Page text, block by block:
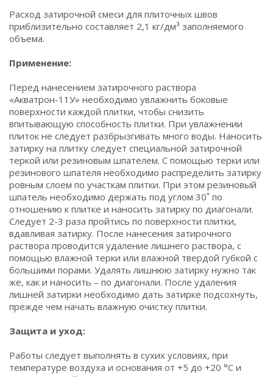
Расход затирочной смеси для плиточных швов
приблизительно составляет 2,1 кг/дм³ заполняемого
объема.
Применение:
Перед нанесением затирочного раствора
«Акватрон-11У» необходимо увлажнить боковые
поверхности каждой плитки, чтобы снизить
впитывающую способность плитки. При увлажнении
плиток не следует разбрызгивать много воды. Наносить
затирку на плитку следует специальной затирочной
теркой или резиновым шпателем. С помощью терки или
резинового шпателя необходимо распределить затирку
ровным слоем по участкам плитки. При этом резиновый
шпатель необходимо держать под углом 30˚ по
отношению к плитке и наносить затирку по диагонали.
Следует 2-3 раза пройтись по поверхности плитки,
вдавливая затирку. После нанесения затирочного
раствора проводится удаление лишнего раствора, с
помощью влажной терки или влажной твердой губкой с
большими порами. Удалять лишнюю затирку нужно так
же, как и наносить – по диагонали. После удаления
лишней затирки необходимо дать затирке подсохнуть,
прежде чем начать влажную очистку плитки.
Защита и уход:
Работы следует выполнять в сухих условиях, при
температуре воздуха и основания от +5 до +20 °С и